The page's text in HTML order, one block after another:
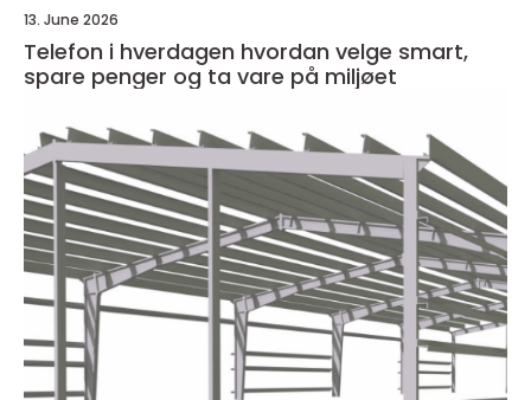
13. June 2026
Telefon i hverdagen hvordan velge smart,
spare penger og ta vare på miljøet